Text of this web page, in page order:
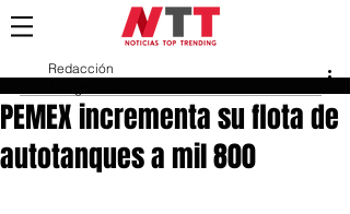
PEMEX incrementa su flota de
autotanques a mil 800
Redacción